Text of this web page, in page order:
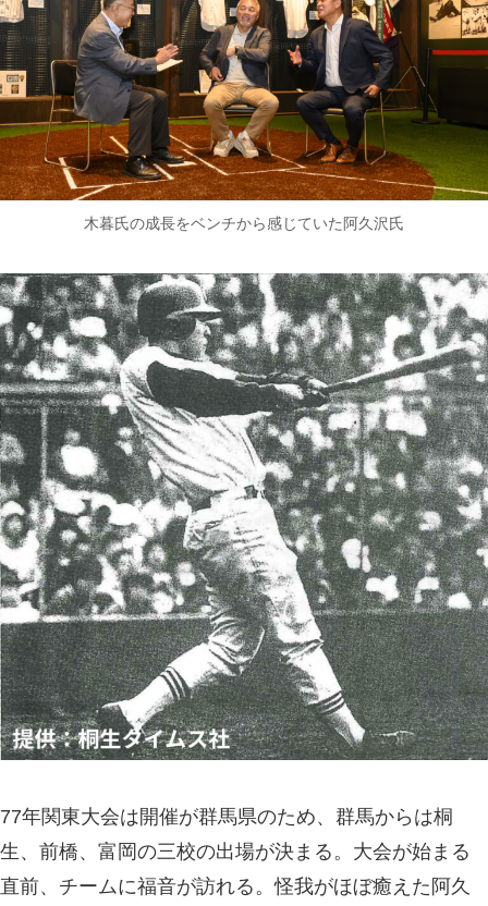
木暮氏の成長をベンチから感じていた阿久沢氏
77年関東大会は開催が群馬県のため、群馬からは桐
生、前橋、富岡の三校の出場が決まる。大会が始まる
直前、チームに福音が訪れる。怪我がほぼ癒えた阿久